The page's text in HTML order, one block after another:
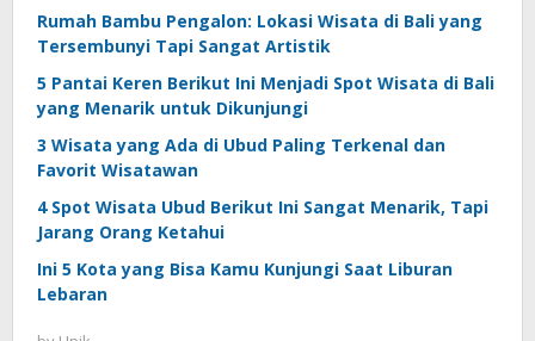
Rumah Bambu Pengalon: Lokasi Wisata di Bali yang
Tersembunyi Tapi Sangat Artistik
5 Pantai Keren Berikut Ini Menjadi Spot Wisata di Bali
yang Menarik untuk Dikunjungi
3 Wisata yang Ada di Ubud Paling Terkenal dan
Favorit Wisatawan
4 Spot Wisata Ubud Berikut Ini Sangat Menarik, Tapi
Jarang Orang Ketahui
Ini 5 Kota yang Bisa Kamu Kunjungi Saat Liburan
Lebaran